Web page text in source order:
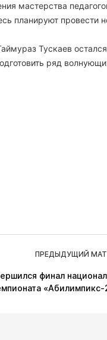
мастерства
планируют провести
Тускаев
ряд
ПРЕДЫДУЩИЙ
финал
«Абилимпикс-